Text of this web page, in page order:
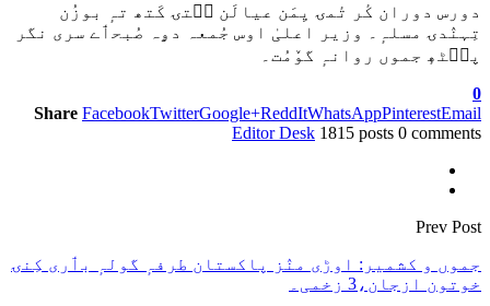
دورس دوران کٔر تٔمۍ یِمَن عیالَن سۭتۍ کَتھ تہٕ بوزُن
تِہنٛدۍ مسلہٕ۔ وزیر اعلیٰ اوس جُمعہ دۄہ صُبحٲے سری نگر
پٮ۪ٹھٕ جموں روانہٕ گوٚمُت۔
0
Share FacebookTwitterGoogle+ReddItWhatsAppPinterestEmail
Editor Desk 1815 posts 0 comments
Prev Post
جموں و کشمیر: اوڑی منٛز پاکستان طرفہٕ گولہٕ بٲری کِنۍ
خوتون ازجان،3 زخمی۔